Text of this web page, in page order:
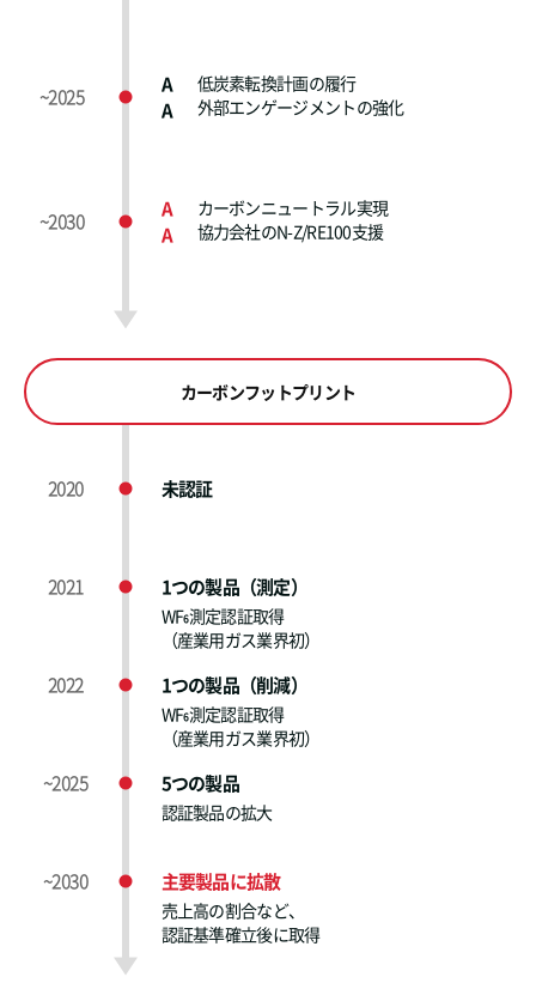
~2025
A
A
低炭素転換計画の履行
外部エンゲージメントの強化
~2030
A
A
カーボンニュートラル実現
協力会社のN-Z/RE100支援
カーボンフットプリント
2020 未認証
2021 1つの製品（測定）
WF6測定認証取得
（産業用ガス業界初）
2022 1つの製品（削減）
WF6測定認証取得
（産業用ガス業界初）
~2025 5つの製品
認証製品の拡大
~2030 主要製品に拡散
売上高の割合など、
認証基準確立後に取得